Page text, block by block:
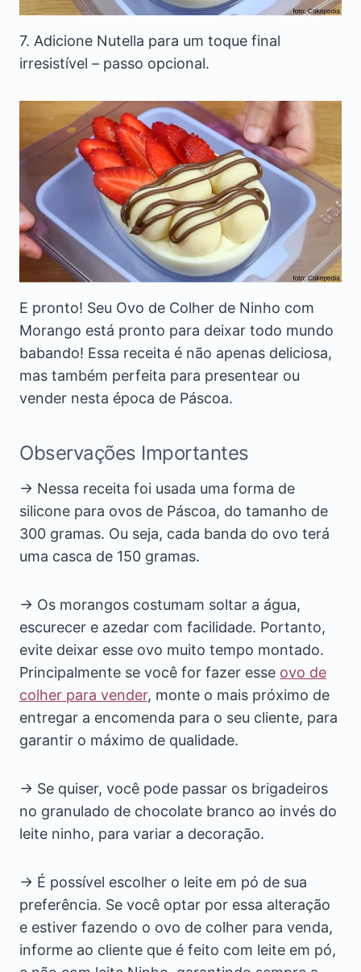
7. Adicione Nutella para um toque final
irresistível – passo opcional.
E pronto! Seu Ovo de Colher de Ninho com
Morango está pronto para deixar todo mundo
babando! Essa receita é não apenas deliciosa,
mas também perfeita para presentear ou
vender nesta época de Páscoa.
Observações Importantes
→ Nessa receita foi usada uma forma de
silicone para ovos de Páscoa, do tamanho de
300 gramas. Ou seja, cada banda do ovo terá
uma casca de 150 gramas.
→ Os morangos costumam soltar a água,
escurecer e azedar com facilidade. Portanto,
evite deixar esse ovo muito tempo montado.
Principalmente se você for fazer esse ovo de
colher para vender, monte o mais próximo de
entregar a encomenda para o seu cliente, para
garantir o máximo de qualidade.
→ Se quiser, você pode passar os brigadeiros
no granulado de chocolate branco ao invés do
leite ninho, para variar a decoração.
→ É possível escolher o leite em pó de sua
preferência. Se você optar por essa alteração
e estiver fazendo o ovo de colher para venda,
informe ao cliente que é feito com leite em pó,